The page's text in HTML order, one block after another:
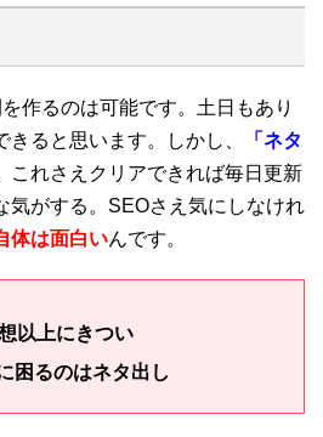
作るのは可能です。土日もあり
ると思います。しかし、
「ネタ
これさえクリアできれば毎日更新
気がする。SEOさえ気にしなけれ
体は面白いんです。
以上にきつい
困るのはネタ出し